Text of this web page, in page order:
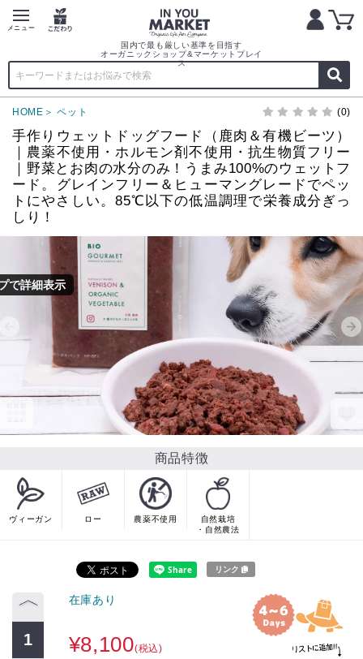
国内で最も厳しい基準を目指す
オーガニックショップ&マーケットプレイ
ス
HOME ペット (0)
手作りウェットドッグフード（鹿肉＆有機ビーツ）
｜農薬不使用・ホルモン剤不使用・抗生物質フリー
｜野菜とお肉の水分のみ！うまみ100%のウェットフ
ード。グレインフリー＆ヒューマングレードでペッ
トにやさしい。85℃以下の低温調理 で栄養成分ぎっ
しり！
で詳細表示
商品特徴
ヴィーガン ロー 農薬不使用
自然栽培
・自然農法
リンク
在庫あり
¥8,100(税込)